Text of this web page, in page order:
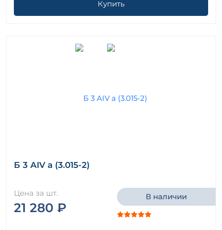
Купить
Б 3 АIV а (3.015-2)
Цена за шт.
21 280 ₽
В наличии